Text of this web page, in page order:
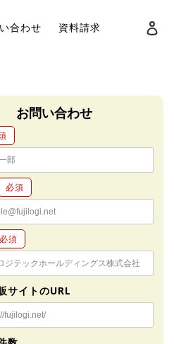
合わせ 資料請求
検索
お問い合わせ
必須
必須
サイトのURL